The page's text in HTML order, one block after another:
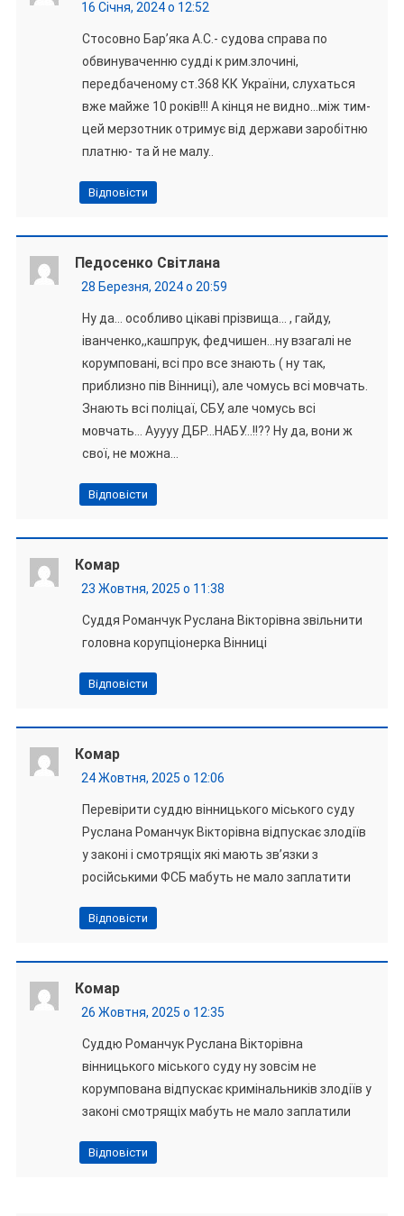
16 Січня, 2024 о 12:52
Стосовно Бар’яка А.С.- судова справа по
обвинуваченню судді к рим.злочині,
передбаченому ст.368 КК України, слухаться
вже майже 10 років!!! А кінця не видно…між тим-
цей мерзотник отримує від держави заробітню
платню- та й не малу..
Відповісти
Педосенко Світлана
28 Березня, 2024 о 20:59
Ну да… особливо цікаві прізвища… , гайду,
іванченко,,кашпрук, федчишен…ну взагалі не
корумповані, всі про все знають ( ну так,
приблизно пів Вінниці), але чомусь всі мовчать.
Знають всі поліцаї, СБУ, але чомусь всі
мовчать… Ауууу ДБР…НАБУ…!!?? Ну да, вони ж
свої, не можна…
Відповісти
Комар
23 Жовтня, 2025 о 11:38
Суддя Романчук Руслана Вікторівна звільнити
головна корупціонерка Вінниці
Відповісти
Комар
24 Жовтня, 2025 о 12:06
Перевірити суддю вінницького міського суду
Руслана Романчук Вікторівна відпускає злодіїв
у законі і смотрящіх які мають зв’язки з
російськими ФСБ мабуть не мало заплатити
Відповісти
Комар
26 Жовтня, 2025 о 12:35
Суддю Романчук Руслана Вікторівна
вінницького міського суду ну зовсім не
корумпована відпускає кримінальників злодіїв у
законі смотрящіх мабуть не мало заплатили
Відповісти